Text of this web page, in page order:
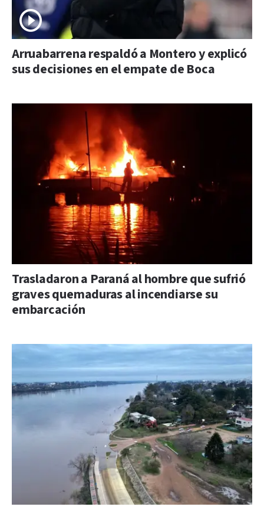
Arruabarrena respaldó a Montero y explicó
sus decisiones en el empate de Boca
Trasladaron a Paraná al hombre que sufrió
graves quemaduras al incendiarse su
embarcación